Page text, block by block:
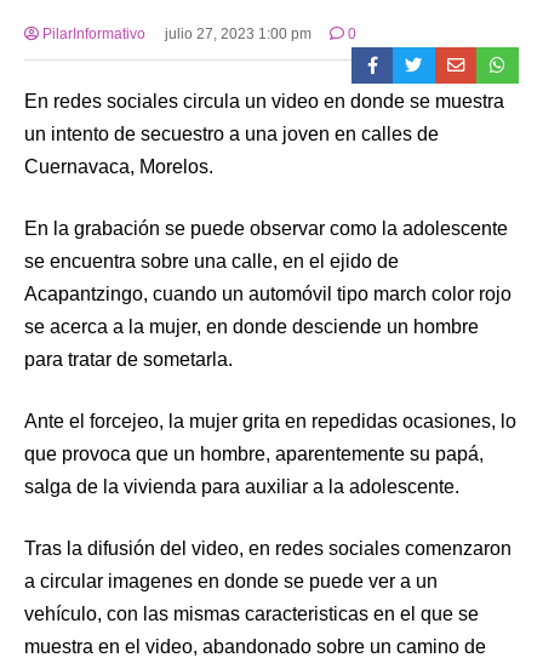
PilarInformativo julio 27, 2023 1:00 pm 0
En redes sociales circula un video en donde se muestra
un intento de secuestro a una joven en calles de
Cuernavaca, Morelos.
En la grabación se puede observar como la adolescente
se encuentra sobre una calle, en el ejido de
Acapantzingo, cuando un automóvil tipo march color rojo
se acerca a la mujer, en donde desciende un hombre
para tratar de sometarla.
Ante el forcejeo, la mujer grita en repedidas ocasiones, lo
que provoca que un hombre, aparentemente su papá,
salga de la vivienda para auxiliar a la adolescente.
Tras la difusión del video, en redes sociales comenzaron
a circular imagenes en donde se puede ver a un
vehículo, con las mismas caracteristicas en el que se
muestra en el video, abandonado sobre un camino de